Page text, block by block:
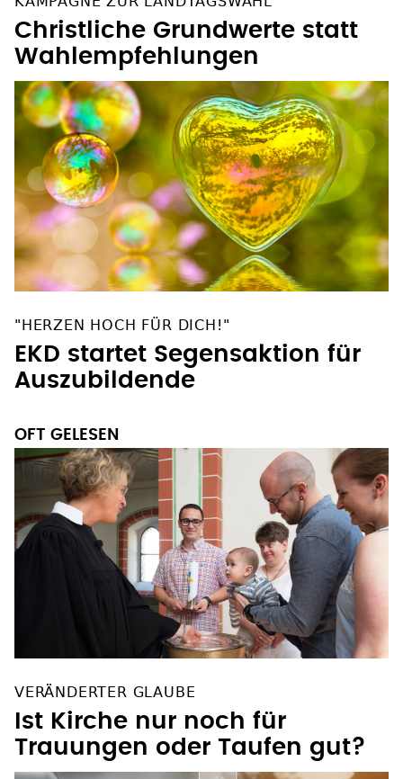
Christliche Grundwerte statt
Wahlempfehlungen
EKD startet Segensaktion für
Auszubildende
Ist Kirche nur noch für
Trauungen oder Taufen gut?